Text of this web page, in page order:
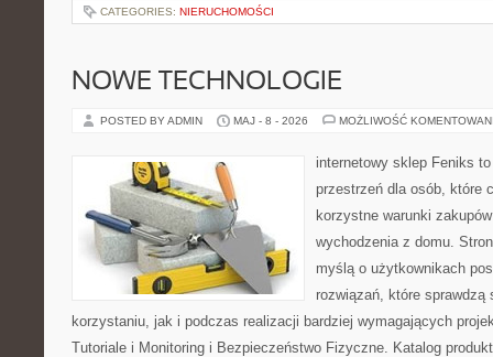
CATEGORIES: NIERUCHOMOŚCI
NOWE TECHNOLOGIE
POSTED BY ADMIN MAJ - 8 - 2026 MOŻLIWOŚĆ
internetowy sklep Feniks
przestrzeń dla osób, które
korzystne warunki
wychodzenia z domu.
myślą o użytkownikach
rozwiązań, które sprawdzą
korzystaniu, jak i podczas realizacji bardziej wymagających
Tutoriale i Monitoring i Bezpieczeństwo Fizyczne. Katalog